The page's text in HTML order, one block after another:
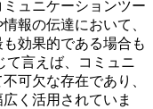
ュニケーションツー
報の伝達において、
効果的である場合も
て言えば、コミュニ
可欠な存在であり、
く活用されていま